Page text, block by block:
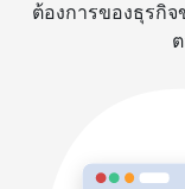
ต้องการของธุรกิจ